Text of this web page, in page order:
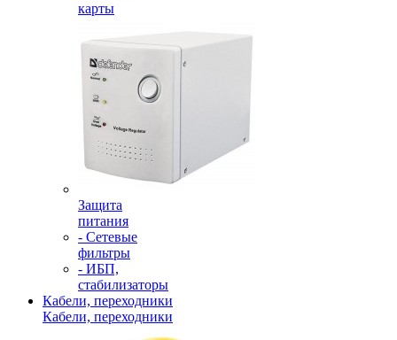
карты
Защита
питания
- Сетевые
фильтры
- ИБП,
стабилизаторы
Кабели, переходники
Кабели, переходники